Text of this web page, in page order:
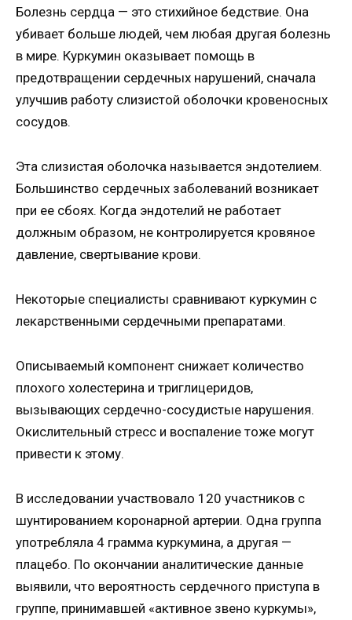
Болезнь сердца — это стихийное бедствие. Она
убивает больше людей, чем любая другая болезнь
в мире. Куркумин оказывает помощь в
предотвращении сердечных нарушений, сначала
улучшив работу слизистой оболочки кровеносных
сосудов.
Эта слизистая оболочка называется эндотелием.
Большинство сердечных заболеваний возникает
при ее сбоях. Когда эндотелий не работает
должным образом, не контролируется кровяное
давление, свертывание крови.
Некоторые специалисты сравнивают куркумин с
лекарственными сердечными препаратами.
Описываемый компонент снижает количество
плохого холестерина и триглицеридов,
вызывающих сердечно-сосудистые нарушения.
Окислительный стресс и воспаление тоже могут
привести к этому.
В исследовании участвовало 120 участников с
шунтированием коронарной артерии. Одна группа
употребляла 4 грамма куркумина, а другая —
плацебо. По окончании аналитические данные
выявили, что вероятность сердечного приступа в
группе, принимавшей «активное звено куркумы»,